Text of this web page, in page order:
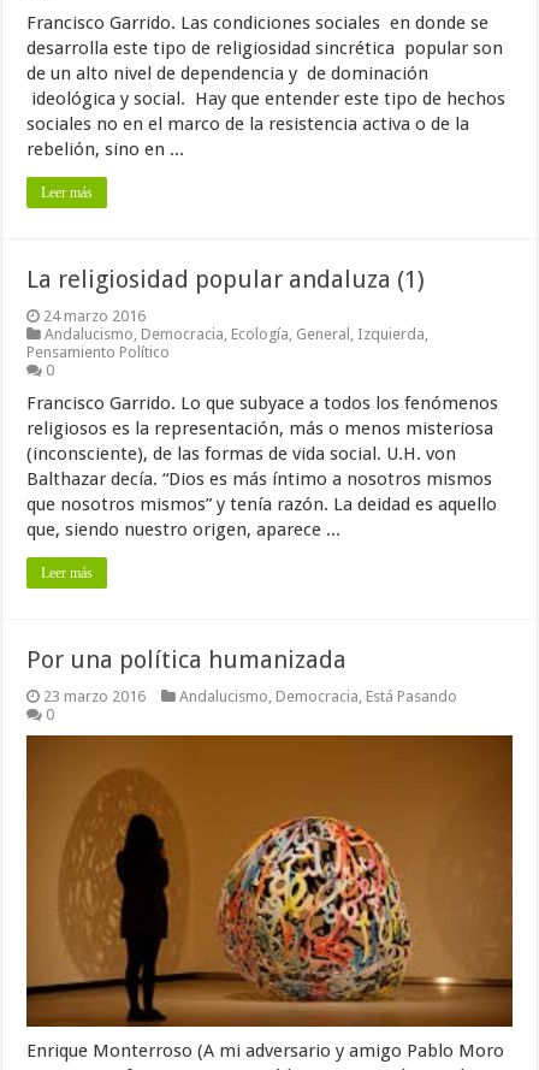
Francisco Garrido. Las condiciones sociales en donde se
desarrolla este tipo de religiosidad sincrética popular son
de un alto nivel de dependencia y de dominación
ideológica y social. Hay que entender este tipo de hechos
sociales no en el marco de la resistencia activa o de la
rebelión, sino en ...
Leer más
La religiosidad popular andaluza (1)
24 marzo 2016
Andalucismo Democracia Ecología General Izquierda
Pensamiento Político
0
Francisco Garrido. Lo que subyace a todos los fenómenos
religiosos es la representación, más o menos misteriosa
(inconsciente), de las formas de vida social. U.H. von
Balthazar decía. “Dios es más íntimo a nosotros mismos
que nosotros mismos” y tenía razón. La deidad es aquello
que, siendo nuestro origen, aparece ...
Leer más
Por una política humanizada
23 marzo 2016 Andalucismo Democracia Está Pasando
0
Enrique Monterroso (A mi adversario y amigo Pablo Moro